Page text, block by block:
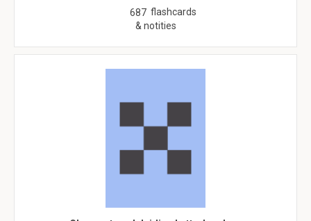
687 flashcards
& notities